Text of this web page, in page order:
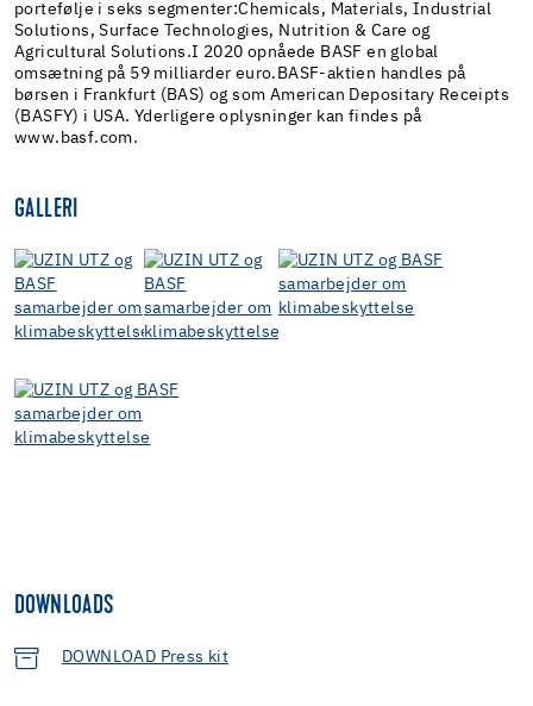
portefølje i seks segmenter:Chemicals, Materials, Industrial
Solutions, Surface Technologies, Nutrition & Care og
Agricultural Solutions.I 2020 opnåede BASF en global
omsætning på 59 milliarder euro.BASF-aktien handles på
børsen i Frankfurt (BAS) og som American Depositary Receipts
(BASFY) i USA. Yderligere oplysninger kan findes på
www.basf.com.
GALLERI
DOWNLOADS
DOWNLOAD Press kit